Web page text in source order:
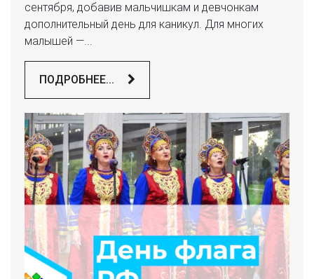
сентября, добавив мальчишкам и девчонкам
дополнительный день для каникул. Для многих
малышей —...
ПОДРОБНЕЕ...